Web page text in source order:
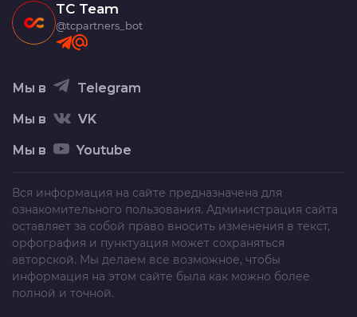
TC Team
@tcpartners_bot
Мы в Telegram
Мы в VK
Мы в Youtube
Вся информация на сайте предназначена для
ознакомительного пользования. Администрация сайта
оставляет за собой право вносить изменения в текст,
орфография и пунктуация может сохраняться
авторской. Мы делаем все возможное, чтобы
информация на этом сайте была как можно более
полной и точной.